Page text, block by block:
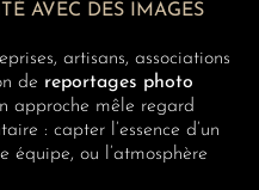
AVEC DES IMAGES
artisans, associations
de reportages photo
approche mêle regard
: capter l’essence d’un
équipe, ou l’atmosphère